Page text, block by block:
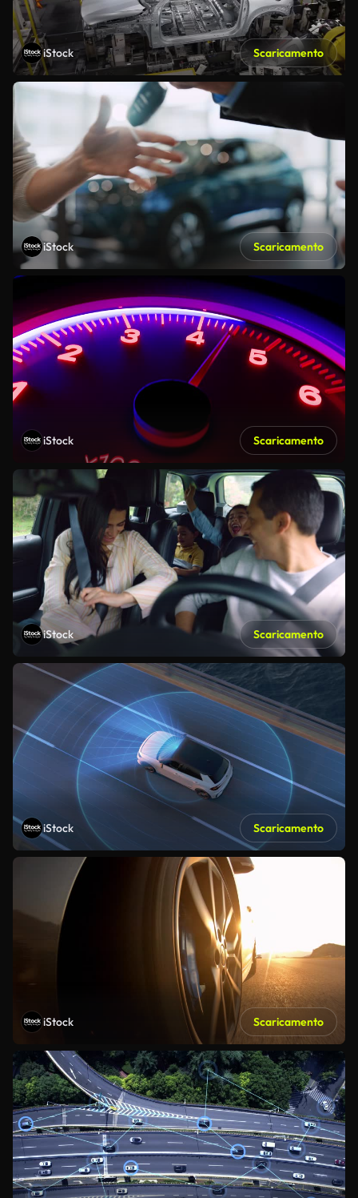
iStock Scaricamento
iStock Scaricamento
iStock Scaricamento
iStock Scaricamento
iStock Scaricamento
iStock Scaricamento